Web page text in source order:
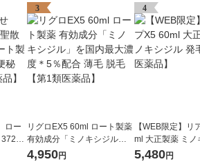
ロー
372錠
便
3
リグロEX5 60ml ロート製薬
有効成分「ミノキシジル」
を国内最大濃度＊5％配合 薄
4,950円
4
【WEB限定】リ
ml 大正製薬 ミノ
毛【第1類医薬品】
5,480円